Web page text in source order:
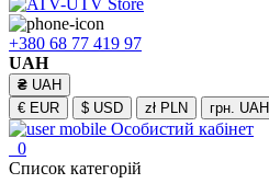
+380 68 77 419 97
UAH
₴ UAH
€ EUR $ USD zł PLN грн. UAH
Особистий кабінет
0
Список категорій